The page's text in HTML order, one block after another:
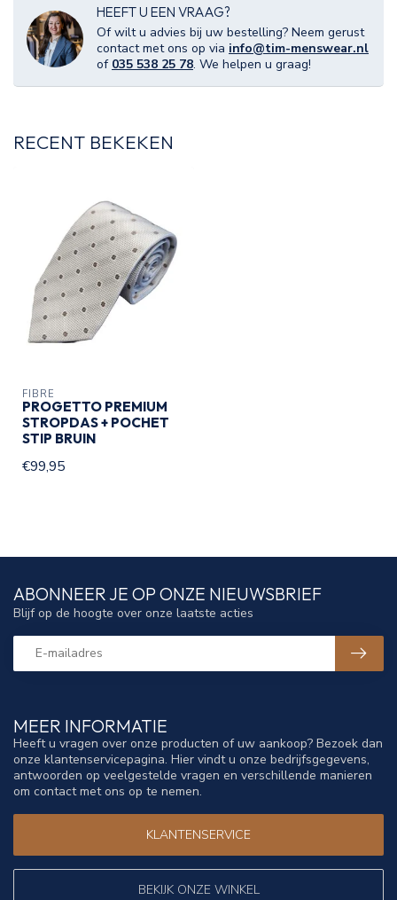
HEEFT U EEN VRAAG?
Of wilt u advies bij uw bestelling? Neem gerust
contact met ons op via info@tim-menswear.nl
of 035 538 25 78. We helpen u graag!
RECENT BEKEKEN
FIBRE
PROGETTO PREMIUM
STROPDAS + POCHET
STIP BRUIN
€99,95
MEER INFORMATIE
Heeft u vragen over onze producten of uw aankoop? Bezoek dan
onze klantenservicepagina. Hier vindt u onze bedrijfsgegevens,
antwoorden op veelgestelde vragen en verschillende manieren
om contact met ons op te nemen.
KLANTENSERVICE
BEKIJK ONZE WINKEL
ABONNEER JE OP ONZE NIEUWSBRIEF
Blijf op de hoogte over onze laatste acties